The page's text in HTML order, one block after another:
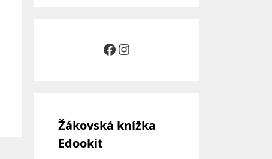
Facebook
Instagram
Žákovská knížka
Edookit